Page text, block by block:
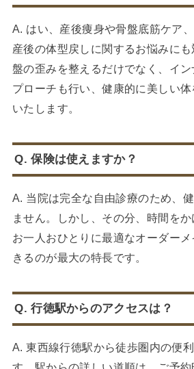
A. はい、産後痩身や骨盤底筋ケア
産後の体型戻しに関するお悩みに
盤の歪みを整えるだけでなく、イ
プローチも行い、健康的に美しい
いたします。
Q. 保険は使えますか？
A. 当院は完全な自由診療のため、
ません。しかし、その分、時間をか
お一人おひとりに最適なオーダー
きるのが最大の特長です。
Q. 行徳駅からのアクセスは？
A. 東西線行徳駅から徒歩圏内の便